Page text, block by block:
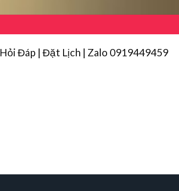
Hỏi Đáp | Đặt Lịch | Zalo 0919449459